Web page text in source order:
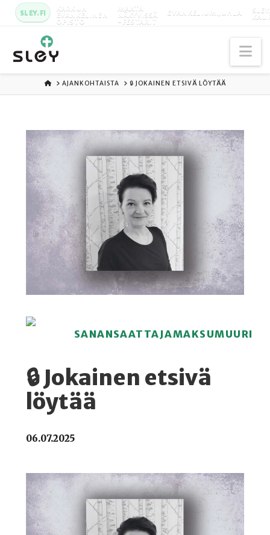
SLEY.FI KARKUN
EVANKELINEN
OPISTO
MAATA
NÄKYVISSÄ
-FESTARIT
EVANKELIUMIJUHLA
ETUSIVU
AJANKOHTAISTA 🔒 JOKAINEN ETSIVÄ LÖYTÄÄ
SANANSAATTAJAMAKSUMUURI
🔒 Jokainen etsivä
löytää
06.07.2025